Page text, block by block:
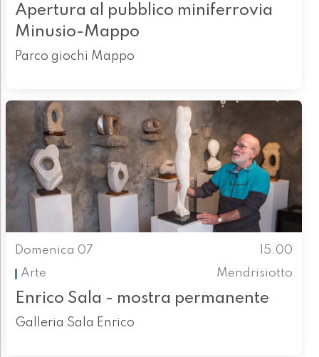
Apertura al pubblico miniferrovia
Minusio-Mappo
Parco giochi Mappo
Domenica 07
15.00
Arte
Mendrisiotto
Enrico Sala - mostra permanente
Galleria Sala Enrico